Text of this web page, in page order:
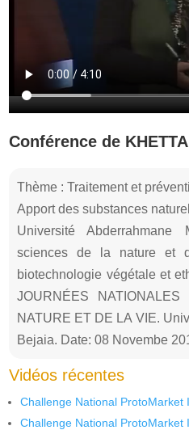
Conférence de
Thème : Traitement et
Apport des substances
Université Abderrahmane
sciences de la nature et
biotechnologie végétale et
JOURNÉES
NATURE ET DE LA VIE.
Bejaia. Date: 08 Novembe
Vidéos récentes
Challenge National ProtoMarket
Challenge National ProtoMarket